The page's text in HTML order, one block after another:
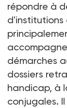
répondre à
d'institutions
démarches
dossiers
handicap, à
conjugales.